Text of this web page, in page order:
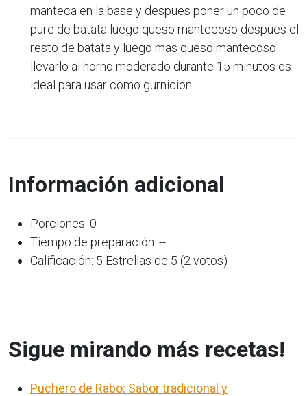
manteca en la base y despues poner un poco de
pure de batata luego queso mantecoso despues el
resto de batata y luego mas queso mantecoso
llevarlo al horno moderado durante 15 minutos es
ideal para usar como gurnicion.
Información adicional
Porciones: 0
Tiempo de preparación: --
Calificación: 5 Estrellas de 5 (2 votos)
Sigue mirando más recetas!
Puchero de Rabo: Sabor tradicional y